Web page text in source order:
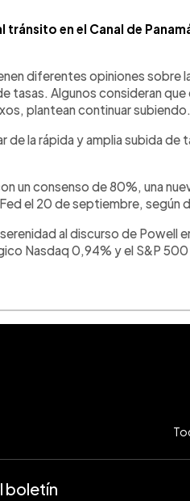
tránsito en el Canal de
diferentes opiniones sobre
tasas. Algunos consideran
plantean continuar subiendo.
de la rápida y amplia subida de
un consenso de 80%, una
el 20 de septiembre, según
al discurso de Powell
Nasdaq 0,94% y el S&P 500
boletín